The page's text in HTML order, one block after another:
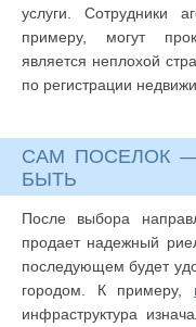
услуги. Сотрудники
примеру, могут
является неплохой
по регистрации
САМ ПОСЕЛОК
БЫТЬ
После выбора
продает надежный
последующем будет
городом. К примеру,
инфраструктура